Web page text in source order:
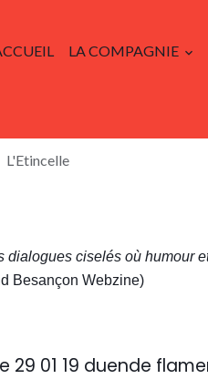
LA COMPAGNIE
L'Etincelle
ciselés où humour
Besançon Webzine)
29 01 19 duende